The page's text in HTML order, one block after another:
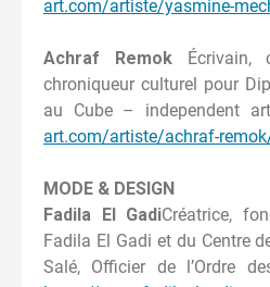
art.com/artiste/yasmine-
Achraf Remok Écrivain,
chroniqueur culturel pour
au Cube – independent
art.com/artiste/achraf-
MODE & DESIGN
Fadila El GadiCréatrice,
Fadila El Gadi et du Centre
Salé, Officier de l’Ordre